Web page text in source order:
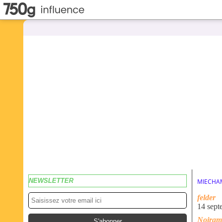
NEWSLETTER
felder
14